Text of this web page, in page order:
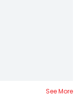
See More